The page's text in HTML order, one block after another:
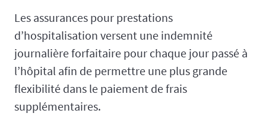
Les assurances pour prestations
d’hospitalisation versent une indemnité
journalière forfaitaire pour chaque jour passé à
l’hôpital afin de permettre une plus grande
flexibilité dans le paiement de frais
supplémentaires.